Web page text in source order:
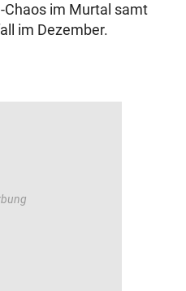
Chaos im Murtal samt
im Dezember.